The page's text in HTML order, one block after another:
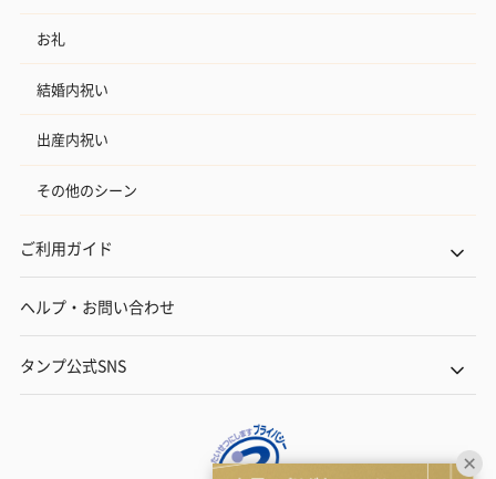
お礼
結婚内祝い
出産内祝い
その他のシーン
ご利用ガイド
ヘルプ・お問い合わせ
タンプ公式SNS